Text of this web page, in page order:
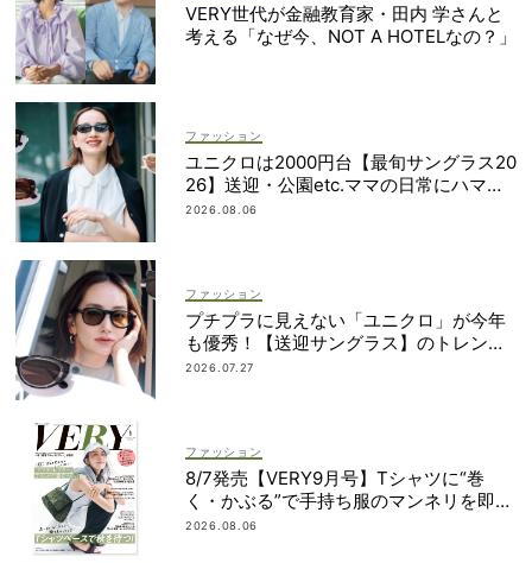
VERY世代が金融教育家・田内 学さんと
考える「なぜ今、NOT A HOTELなの？」
ファッション
ユニクロは2000円台【最旬サングラス20
26】送迎・公園etc.ママの日常にハマる
「名品」を厳選！
2026.08.06
ファッション
プチプラに見えない「ユニクロ」が今年
も優秀！【送迎サングラス】のトレンド
は“黒”のフレーム
2026.07.27
ファッション
8/7発売【VERY9月号】Tシャツに“巻
く・かぶる”で手持ち服のマンネリを即解
決！
2026.08.06